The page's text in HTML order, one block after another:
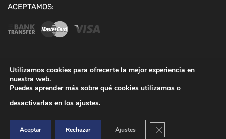
ACEPTAMOS:
Utilizamos cookies para ofrecerte la mejor experiencia en
nuestra web.
Puedes aprender más sobre qué cookies utilizamos o
desactivarlas en los ajustes.
Aceptar Rechazar Ajustes Cerrar el banner de